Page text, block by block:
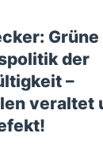
Grüne
der
–
veraltet